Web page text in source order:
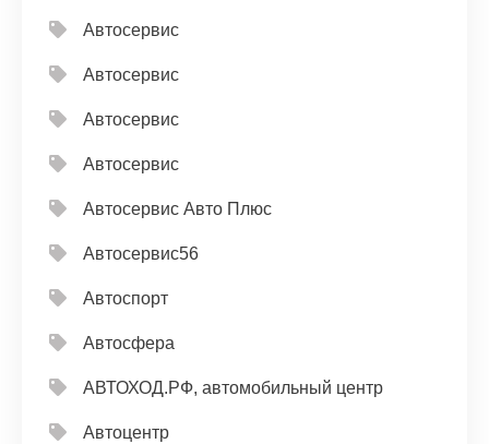
Автосервис
Автосервис
Автосервис
Автосервис
Автосервис Авто Плюс
Автосервис56
Автоспорт
Автосфера
АВТОХОД.РФ, автомобильный центр
Автоцентр